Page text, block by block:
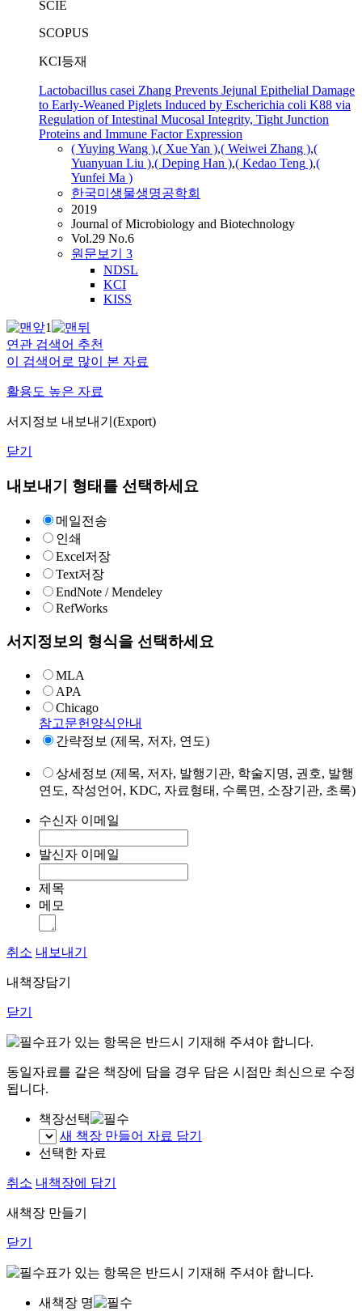
SCIE
SCOPUS
KCI등재
Lactobacillus casei Zhang Prevents Jejunal Epithelial Damage
to Early-Weaned Piglets Induced by Escherichia coli K88 via
Regulation of Intestinal Mucosal Integrity, Tight Junction
Proteins and Immune Factor Expression
( Yuying Wang ),( Xue Yan ),( Weiwei Zhang ),(
Yuanyuan Liu ),( Deping Han ),( Kedao Teng ),(
Yunfei Ma )
한국미생물생명공학회
2019
Journal of Microbiology and Biotechnology
Vol.29 No.6
원문보기 3
NDSL
KCI
KISS
1
연관 검색어 추천
이 검색어로 많이 본 자료
활용도 높은 자료
서지정보 내보내기(Export)
닫기
내보내기 형태를 선택하세요
메일전송
인쇄
Excel저장
Text저장
EndNote / Mendeley
RefWorks
서지정보의 형식을 선택하세요
MLA
APA
Chicago
참고문헌양식안내
간략정보 (제목, 저자, 연도)
상세정보 (제목, 저자, 발행기관, 학술지명, 권호, 발행
연도, 작성언어, KDC, 자료형태, 수록면, 소장기관, 초록)
수신자 이메일
발신자 이메일
제목
메모
취소 내보내기
내책장담기
닫기
표가 있는 항목은 반드시 기재해 주셔야 합니다.
동일자료를 같은 책장에 담을 경우 담은 시점만 최신으로 수정
됩니다.
책장선택
새 책장 만들어 자료 담기
선택한 자료
취소 내책장에 담기
새책장 만들기
닫기
표가 있는 항목은 반드시 기재해 주셔야 합니다.
새책장 명